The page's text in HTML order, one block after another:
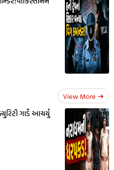
View More
ગાર્ડે આચર્યું